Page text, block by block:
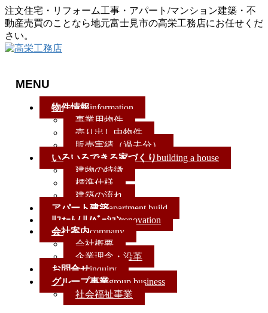
注文住宅・リフォーム工事・アパート/マンション建築・不
動産売買のことなら地元富士見市の高栄工務店にお任せくだ
さい。
MENU
物件情報information
事業用物件
売り出し中物件
販売実績（過去分）
いろいろできる家づくりbuilding a house
建物の特徴
標準仕様
建築の流れ
アパート建築apartment build
ﾘﾌｫｰﾑ / ﾘﾉﾍﾞｰｼｮﾝrenovation
会社案内company
会社概要
企業理念・沿革
お問合せinquiry
グループ事業group business
社会福祉事業